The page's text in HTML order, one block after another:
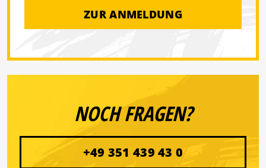
ZUR ANMELDUNG
NOCH FRAGEN?
+49 351 439 43 0